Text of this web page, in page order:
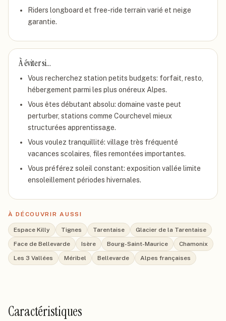
Riders longboard et free-ride terrain varié et neige
garantie.
À éviter si…
Vous recherchez station petits budgets: forfait, resto,
hébergement parmi les plus onéreux Alpes.
Vous êtes débutant absolu: domaine vaste peut
perturber, stations comme Courchevel mieux
structurées apprentissage.
Vous voulez tranquillité: village très fréquenté
vacances scolaires, files remontées importantes.
Vous préférez soleil constant: exposition vallée limite
ensoleillement périodes hivernales.
À DÉCOUVRIR AUSSI
Espace Killy Tignes Tarentaise
Glacier de la Tarentaise
Face de Bellevarde
Isère Bourg-Saint-Maurice
Chamonix
Les 3 Vallées
Méribel Bellevarde Alpes françaises
Caractéristiques